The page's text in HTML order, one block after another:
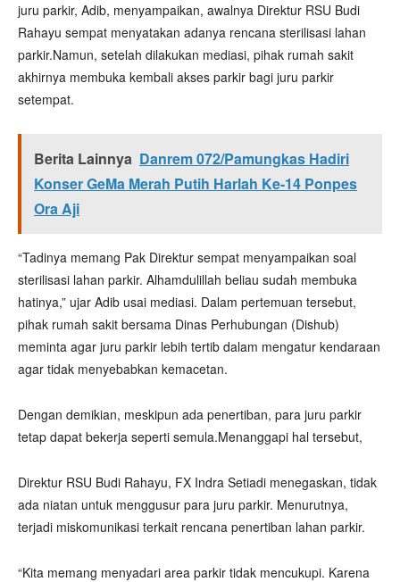
juru parkir, Adib, menyampaikan, awalnya Direktur RSU Budi
Rahayu sempat menyatakan adanya rencana sterilisasi lahan
parkir.Namun, setelah dilakukan mediasi, pihak rumah sakit
akhirnya membuka kembali akses parkir bagi juru parkir
setempat.
Berita Lainnya Danrem 072/Pamungkas Hadiri
Konser GeMa Merah Putih Harlah Ke-14 Ponpes
Ora Aji
“Tadinya memang Pak Direktur sempat menyampaikan soal
sterilisasi lahan parkir. Alhamdulillah beliau sudah membuka
hatinya,” ujar Adib usai mediasi. Dalam pertemuan tersebut,
pihak rumah sakit bersama Dinas Perhubungan (Dishub)
meminta agar juru parkir lebih tertib dalam mengatur kendaraan
agar tidak menyebabkan kemacetan.
Dengan demikian, meskipun ada penertiban, para juru parkir
tetap dapat bekerja seperti semula.Menanggapi hal tersebut,
Direktur RSU Budi Rahayu, FX Indra Setiadi menegaskan, tidak
ada niatan untuk menggusur para juru parkir. Menurutnya,
terjadi miskomunikasi terkait rencana penertiban lahan parkir.
“Kita memang menyadari area parkir tidak mencukupi. Karena